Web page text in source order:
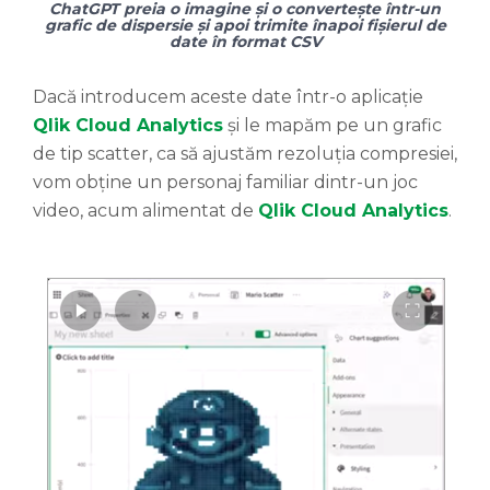
ChatGPT preia o imagine și o convertește într-un
grafic de dispersie și apoi trimite înapoi fișierul de
date în format CSV
Dacă introducem aceste date într-o aplicație
Qlik Cloud Analytics și le mapăm pe un grafic
de tip scatter, ca să ajustăm rezoluția compresiei,
vom obține un personaj familiar dintr-un joc
video, acum alimentat de Qlik Cloud Analytics.